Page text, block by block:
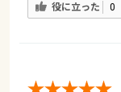
役に立った 0